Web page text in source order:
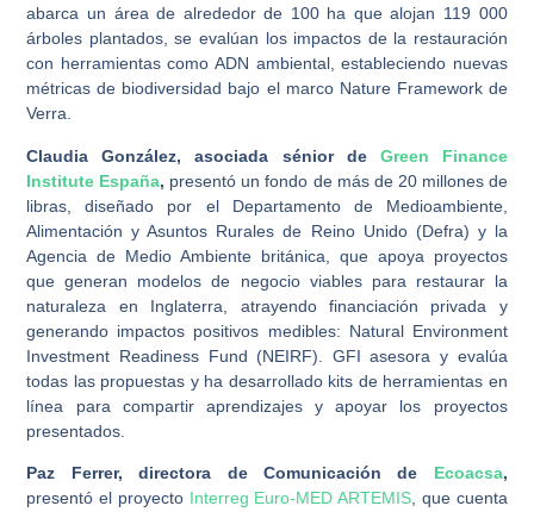
abarca un área de alrededor de 100 ha que alojan 119 000
árboles plantados, se evalúan los impactos de la restauración
con herramientas como ADN ambiental, estableciendo nuevas
métricas de biodiversidad bajo el marco Nature Framework de
Verra.
Claudia González, asociada sénior de Green Finance
Institute España, presentó un fondo de más de 20 millones de
libras, diseñado por el Departamento de Medioambiente,
Alimentación y Asuntos Rurales de Reino Unido (Defra) y la
Agencia de Medio Ambiente británica, que apoya proyectos
que generan modelos de negocio viables para restaurar la
naturaleza en Inglaterra, atrayendo financiación privada y
generando impactos positivos medibles: Natural Environment
Investment Readiness Fund (NEIRF). GFI asesora y evalúa
todas las propuestas y ha desarrollado kits de herramientas en
línea para compartir aprendizajes y apoyar los proyectos
presentados.
Paz Ferrer, directora de Comunicación de Ecoacsa,
presentó el proyecto Interreg Euro-MED ARTEMIS , que cuenta